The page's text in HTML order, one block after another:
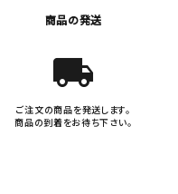
商品の発送
local_shipping
ご注文の商品を発送します。
商品の到着をお待ち下さい。